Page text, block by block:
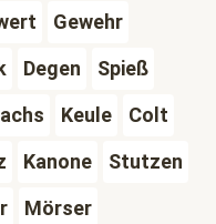
Gewehr
Degen
Spieß
Keule
Colt
Kanone
Stutzen
Mörser